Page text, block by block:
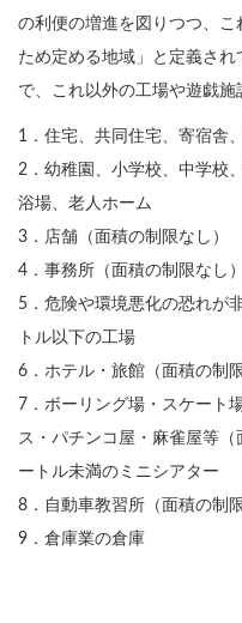
の利便の増進を図りつつ、
ため定める地域」と定義さ
で、これ以外の工場や遊戯施
1．住宅、共同住宅、寄宿舎
2．幼稚園、小学校、中学校
浴場、老人ホーム
3．店舗（面積の制限なし）
4．事務所（面積の制限なし）
5．危険や環境悪化の恐れが
トル以下の工場
6．ホテル・旅館（面積の制
7．ボーリング場・スケート
ス・パチンコ屋・麻雀屋等
ートル未満のミニシアター
8．自動車教習所（面積の制
9．倉庫業の倉庫